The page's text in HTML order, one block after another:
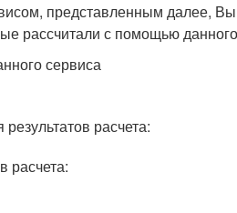
представленным далее,
рассчитали с помощью
сервиса
расчета:
расчета: